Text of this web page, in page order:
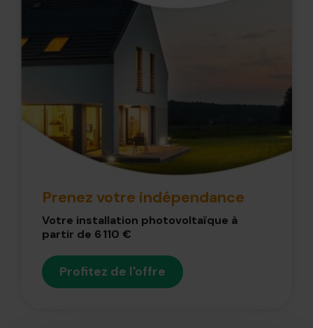
Prenez votre indépendance
Votre installation photovoltaïque à
partir de 6 110 €
Profitez de l'offre